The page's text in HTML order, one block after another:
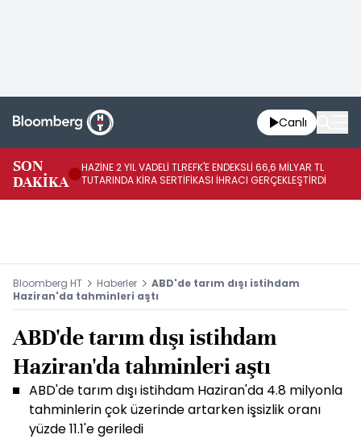
Canlı
SON
DAKİKA
HAZİNE 2 YIL VADELİ TLREFK'E ENDEKSLİ 66,6 MİLYAR TL
TUTARINDA KİRA SERTİFİKASI İHRACI GERÇEKLEŞTİRDİ
Bloomberg HT Haberler
ABD'de tarım dışı istihdam
Haziran'da tahminleri aştı
ABD'de tarım dışı istihdam
Haziran'da tahminleri aştı
ABD'de tarım dışı istihdam Haziran'da 4.8 milyonla
tahminlerin çok üzerinde artarken işsizlik oranı
yüzde 11.1'e geriledi